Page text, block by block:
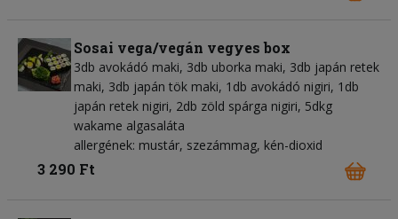
Sosai vega/vegán vegyes box
3db avokádó maki, 3db uborka maki, 3db japán retek
maki, 3db japán tök maki, 1db avokádó nigiri, 1db
japán retek nigiri, 2db zöld spárga nigiri, 5dkg
wakame algasaláta
allergének: mustár, szezámmag, kén-dioxid
3 290 Ft